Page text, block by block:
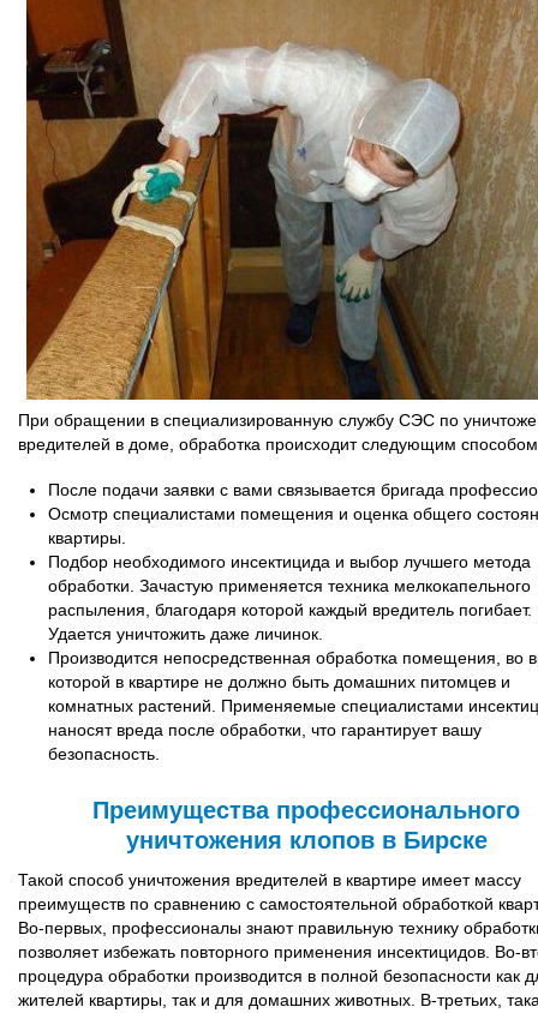
При обращении в специализированную службу СЭС по
вредителей в доме, обработка происходит следующим
После подачи заявки с вами связывается бригада
Осмотр специалистами помещения и оценка общего
квартиры.
Подбор необходимого инсектицида и выбор лучшего метода
обработки. Зачастую применяется техника мелкокапельного
распыления, благодаря которой каждый вредитель погибает.
Удается уничтожить даже личинок.
Производится непосредственная обработка помещения, во
которой в квартире не должно быть домашних питомцев и
комнатных растений. Применяемые специалистами
наносят вреда после обработки, что гарантирует вашу
безопасность.
Преимущества профессионального
уничтожения клопов в Бирске
Такой способ уничтожения вредителей в квартире имеет массу
преимуществ по сравнению с самостоятельной обработкой
Во-первых, профессионалы знают правильную технику
позволяет избежать повторного применения инсектицидов. Во-
процедура обработки производится в полной безопасности как
жителей квартиры, так и для домашних животных. В-третьих,